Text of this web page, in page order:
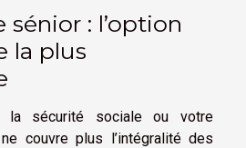
: l’option
la plus
la sécurité sociale ou votre
couvre plus l’intégralité des